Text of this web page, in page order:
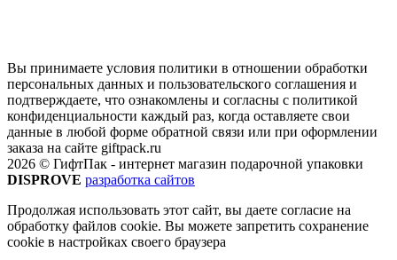
Вы принимаете условия политики в отношении обработки
персональных данных и пользовательского соглашения и
подтверждаете, что ознакомлены и согласны с политикой
конфиденциальности каждый раз, когда оставляете свои
данные в любой форме обратной связи или при оформлении
заказа на сайте giftpack.ru
2026 © ГифтПак - интернет магазин подарочной упаковки
DISPROVE разработка сайтов
Продолжая использовать этот сайт, вы даете согласие на
обработку файлов cookie. Вы можете запретить сохранение
cookie в настройках своего браузера